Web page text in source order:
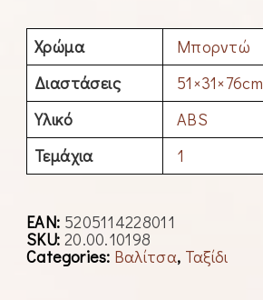
Χρώμα
Μπορντώ
Διαστάσεις
51×31×76cm
Υλικό
ABS
Τεμάχια
1
EAN: 5205114228011
SKU: 20.00.10198
Categories: Βαλίτσα, Ταξίδι